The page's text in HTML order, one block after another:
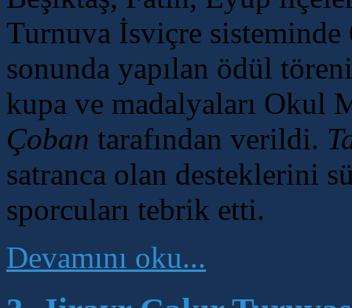
Turnuva İsviçre
sonunda yapılan ödül
kupa ve madalyaları Okul
Çoban tarafından verildi.
satranca olan desteklerini
sporcuları tebrik etti.
Devamını oku...